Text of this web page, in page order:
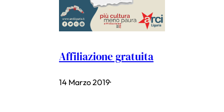
Affiliazione gratuita
14 Marzo 2019·